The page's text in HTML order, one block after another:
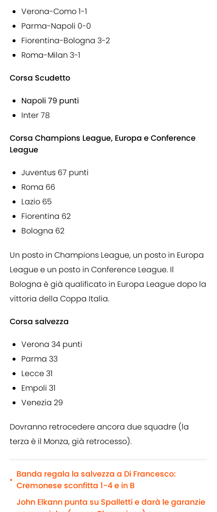
Verona-Como 1-1
Parma-Napoli 0-0
Fiorentina-Bologna 3-2
Roma-Milan 3-1
Corsa Scudetto
Napoli 79 punti
Inter 78
Corsa Champions League, Europa e Conference
League
Juventus 67 punti
Roma 66
Lazio 65
Fiorentina 62
Bologna 62
Un posto in Champions League, un posto in Europa
League e un posto in Conference League. Il
Bologna è già qualificato in Europa League dopo la
vittoria della Coppa Italia.
Corsa salvezza
Verona 34 punti
Parma 33
Lecce 31
Empoli 31
Venezia 29
Dovranno retrocedere ancora due squadre (la
terza è il Monza, già retrocesso).
•
Banda regala la salvezza a Di Francesco:
Cremonese sconfitta 1-4 e in B
John Elkann punta su Spalletti e darà le garanzie